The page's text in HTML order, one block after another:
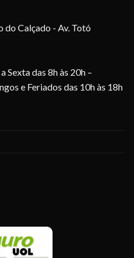
Calçado - Av. Totó
Sexta das 8h às 20h –
e Feriados das 10h às 18h